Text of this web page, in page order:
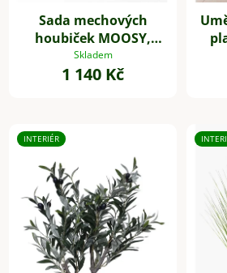
Sada mechových
houbiček MOOSY,
plast, zelená
Skladem
1 140 Kč
INTERIÉR